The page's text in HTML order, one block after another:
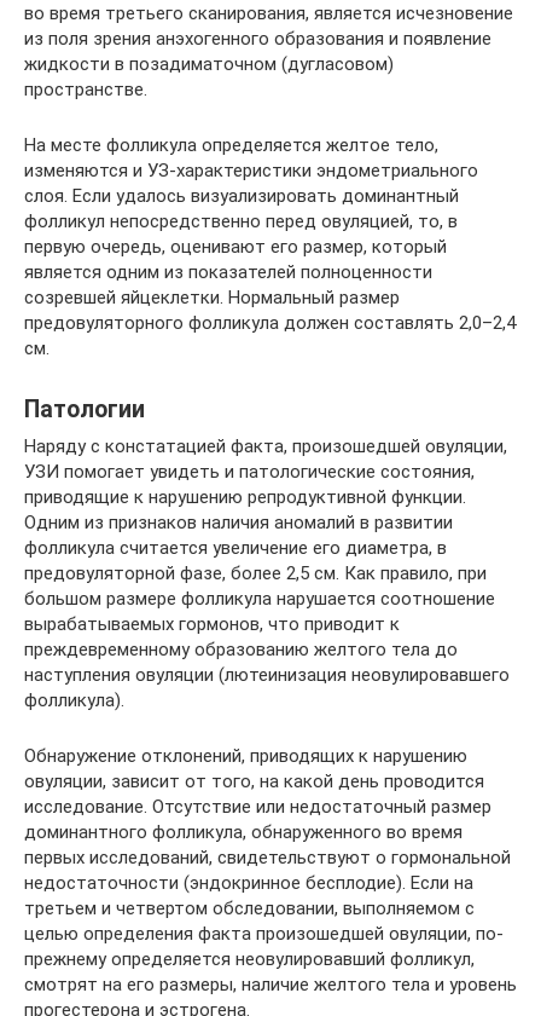
во время третьего сканирования, является исчезновение
из поля зрения анэхогенного образования и появление
жидкости в позадиматочном (дугласовом)
пространстве.
На месте фолликула определяется желтое тело,
изменяются и УЗ-характеристики эндометриального
слоя. Если удалось визуализировать доминантный
фолликул непосредственно перед овуляцией, то, в
первую очередь, оценивают его размер, который
является одним из показателей полноценности
созревшей яйцеклетки. Нормальный размер
предовуляторного фолликула должен составлять 2,0–2,4
см.
Патологии
Наряду с констатацией факта, произошедшей овуляции,
УЗИ помогает увидеть и патологические состояния,
приводящие к нарушению репродуктивной функции.
Одним из признаков наличия аномалий в развитии
фолликула считается увеличение его диаметра, в
предовуляторной фазе, более 2,5 см. Как правило, при
большом размере фолликула нарушается соотношение
вырабатываемых гормонов, что приводит к
преждевременному образованию желтого тела до
наступления овуляции (лютеинизация неовулировавшего
фолликула).
Обнаружение отклонений, приводящих к нарушению
овуляции, зависит от того, на какой день проводится
исследование. Отсутствие или недостаточный размер
доминантного фолликула, обнаруженного во время
первых исследований, свидетельствуют о гормональной
недостаточности (эндокринное бесплодие). Если на
третьем и четвертом обследовании, выполняемом с
целью определения факта произошедшей овуляции, по-
прежнему определяется неовулировавший фолликул,
смотрят на его размеры, наличие желтого тела и уровень
прогестерона и эстрогена.